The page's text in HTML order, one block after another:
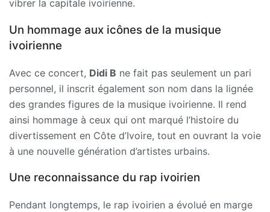
vibrer la capitale ivoirienne.
Un hommage aux icônes de la musique
ivoirienne
Avec ce concert, Didi B ne fait pas seulement un pari
personnel, il inscrit également son nom dans la lignée
des grandes figures de la musique ivoirienne. Il rend
ainsi hommage à ceux qui ont marqué l’histoire du
divertissement en Côte d’Ivoire, tout en ouvrant la voie
à une nouvelle génération d’artistes urbains.
Une reconnaissance du rap ivoirien
Pendant longtemps, le rap ivoirien a évolué en marge